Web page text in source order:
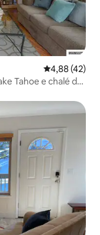
4,88 de uma
4,88 (42)
Tahoe e chalé de